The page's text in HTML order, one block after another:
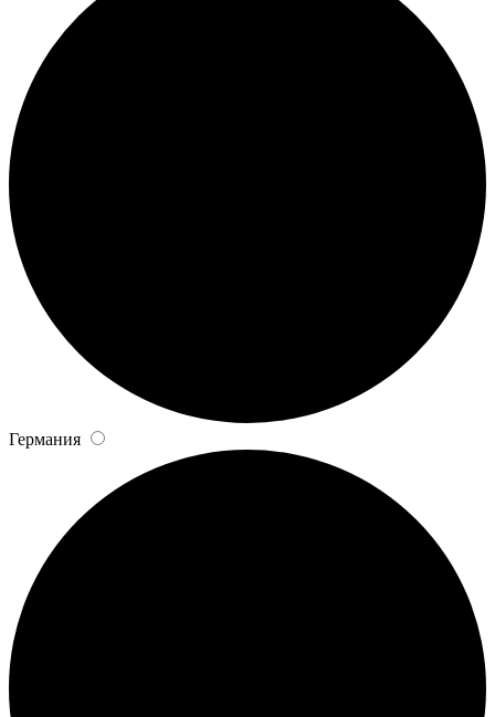
Германия